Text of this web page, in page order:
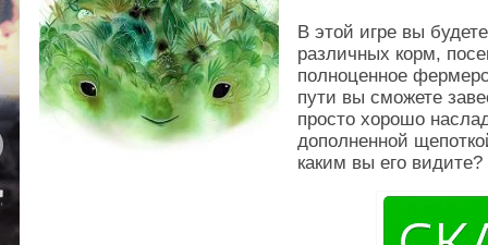
В этой игре вы
различных корм,
полноценное
пути вы сможете
просто хорошо
дополненной
каким вы его видите?